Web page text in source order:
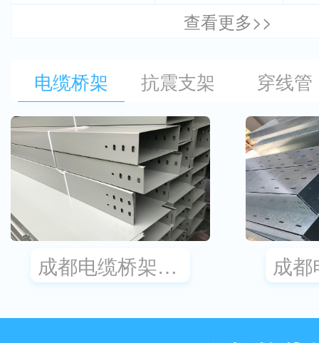
查看更多>>
电缆桥架 抗震支架 穿线管
成都电缆桥架厂家,槽式桥架价格